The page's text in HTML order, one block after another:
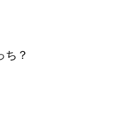
ち？